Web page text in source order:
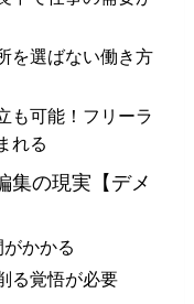
を選ばない働き方
も可能！フリーラ
れる
集の現実【デメ
かかる
る覚悟が必要